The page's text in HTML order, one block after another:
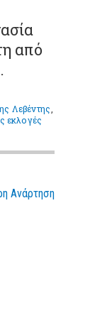
από
Λεβέντης
εκλογές
Ανάρτηση